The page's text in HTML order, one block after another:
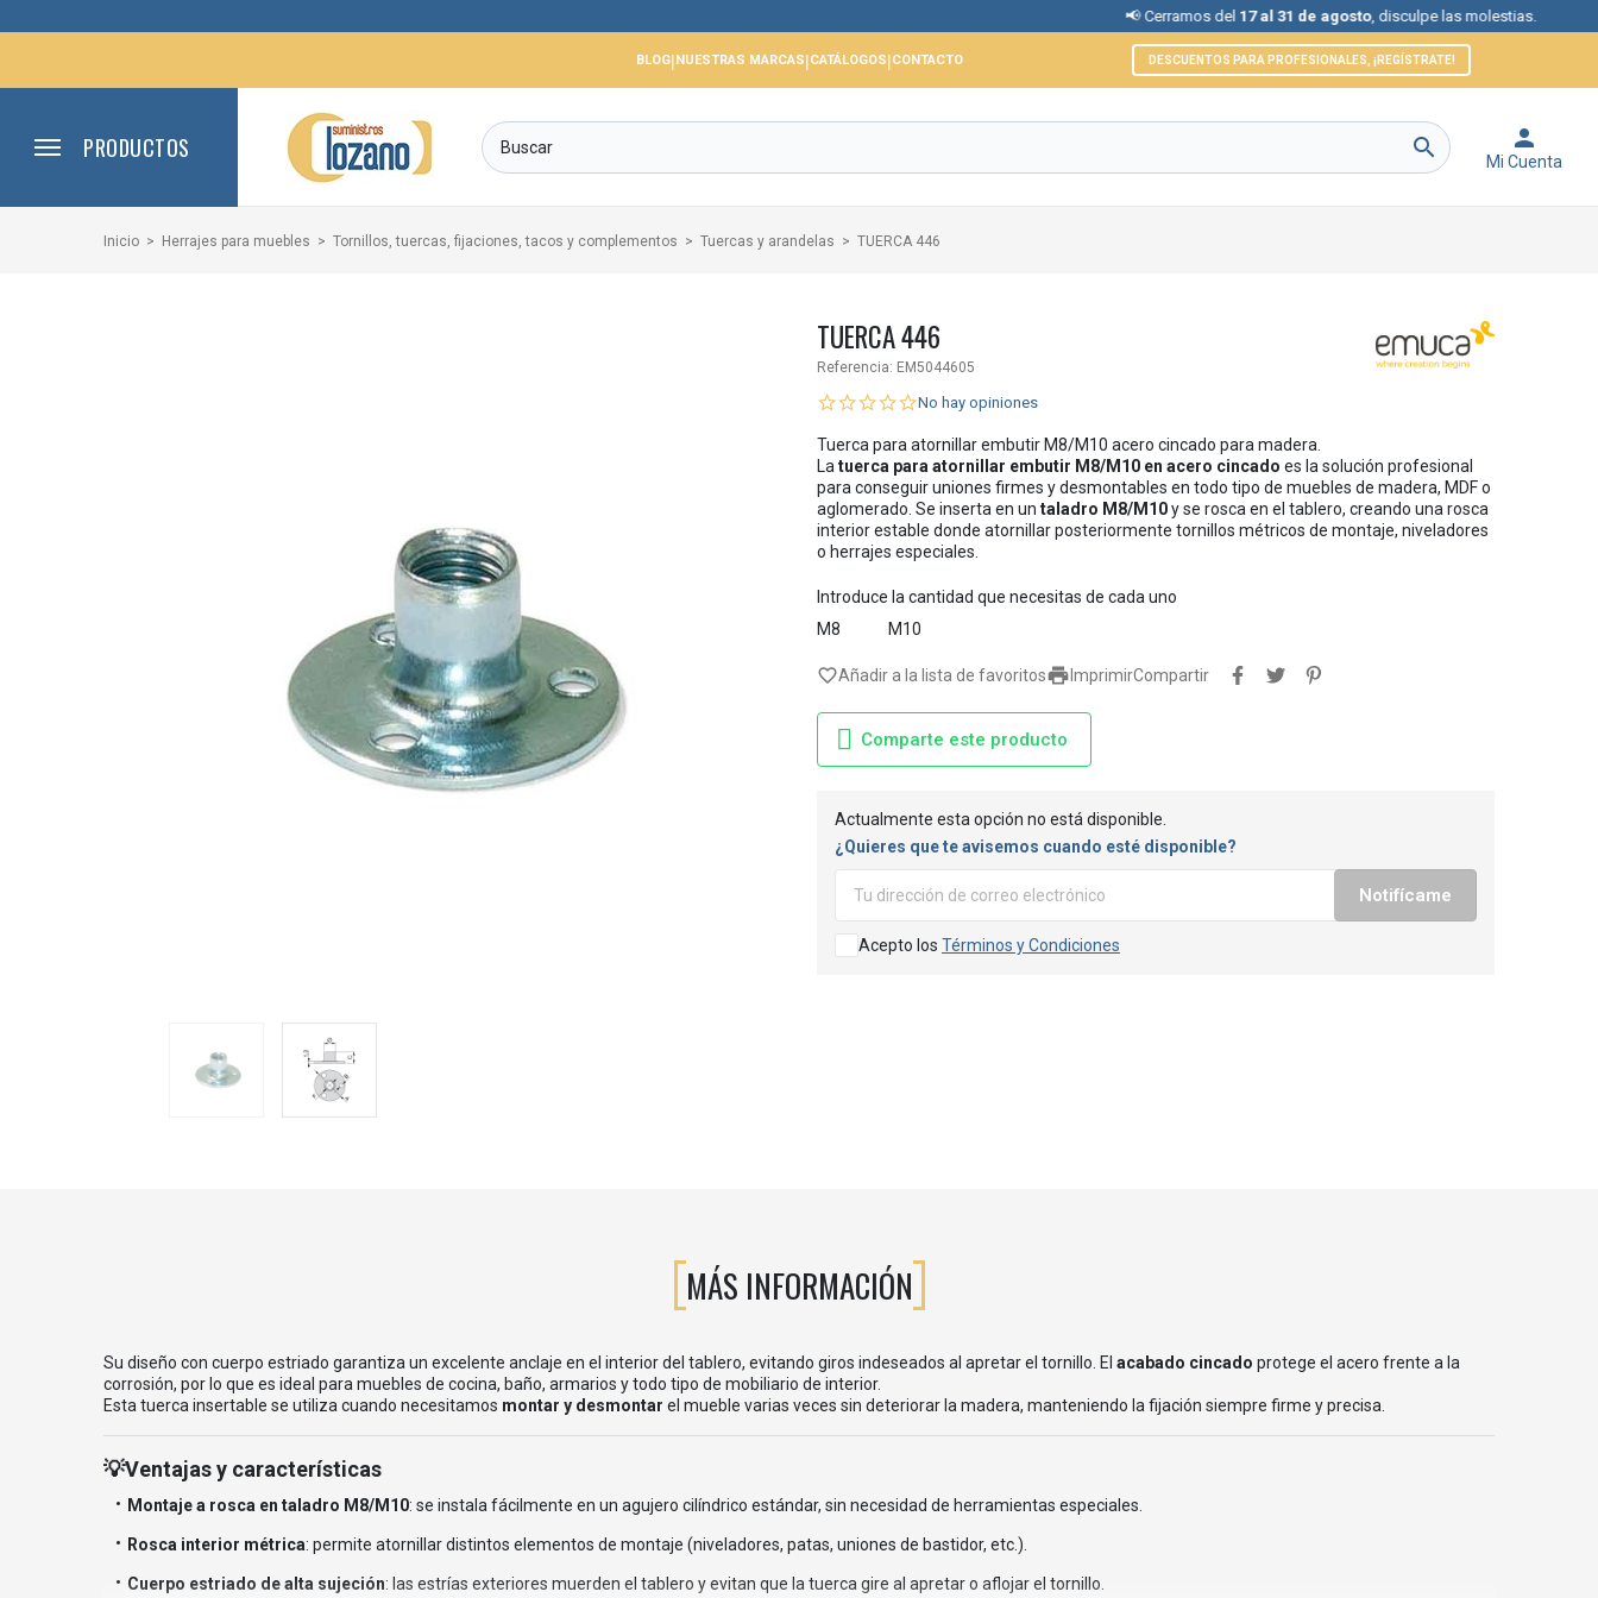
📢 Cerramos del17 al 31 de agosto, disculpe las molestias.
BLOG|NUESTRAS MARCAS|CATÁLOGOS|CONTACTO DESCUENTOS PARA PROFESIONALES, ¡REGÍSTRATE!
PRODUCTOS  
Mi Cuenta
Inicio Herrajes para muebles Tornillos, tuercas, fijaciones, tacos y complementos Tuercas y arandelas TUERCA 446
TUERCA 446
Referencia: EM5044605
No hay opiniones
Tuerca para atornillar embutir M8/M10 acero cincado para madera.
La tuerca para atornillar embutir M8/M10 en acero cincado es la solución profesional
para conseguir uniones firmes y desmontables en todo tipo de muebles de madera, MDF o
aglomerado. Se inserta en un taladro M8/M10y se rosca en el tablero, creando una rosca
interior estable donde atornillar posteriormente tornillos métricos de montaje, niveladores
o herrajes especiales.
Introduce la cantidad que necesitas de cada uno
M8
M10
 Imprimir
favorite_borderAñadir a la lista de favoritos Compartir
Comparte este producto
Actualmente esta opción no está disponible.
¿Quieres que te avisemos cuando esté disponible?
Notifícame
Acepto los Términos y Condiciones
MÁS INFORMACIÓN
Su diseño con cuerpo estriado garantiza un excelente anclaje en el interior del tablero, evitando giros indeseados al apretar el tornillo. El acabado cincado protege el acero frente a la
corrosión, por lo que es ideal para muebles de cocina, baño, armarios y todo tipo de mobiliario de interior.
Esta tuerca insertable se utiliza cuando necesitamos montar y desmontar el mueble varias veces sin deteriorar la madera, manteniendo la fijación siempre firme y precisa.
💡Ventajas y características
Montaje a rosca en taladro M8/M10: se instala fácilmente en un agujero cilíndrico estándar, sin necesidad de herramientas especiales.
Rosca interior métrica: permite atornillar distintos elementos de montaje (niveladores, patas, uniones de bastidor, etc.).
Cuerpo estriado de alta sujeción: las estrías exteriores muerden el tablero y evitan que la tuerca gire al apretar o aflojar el tornillo.